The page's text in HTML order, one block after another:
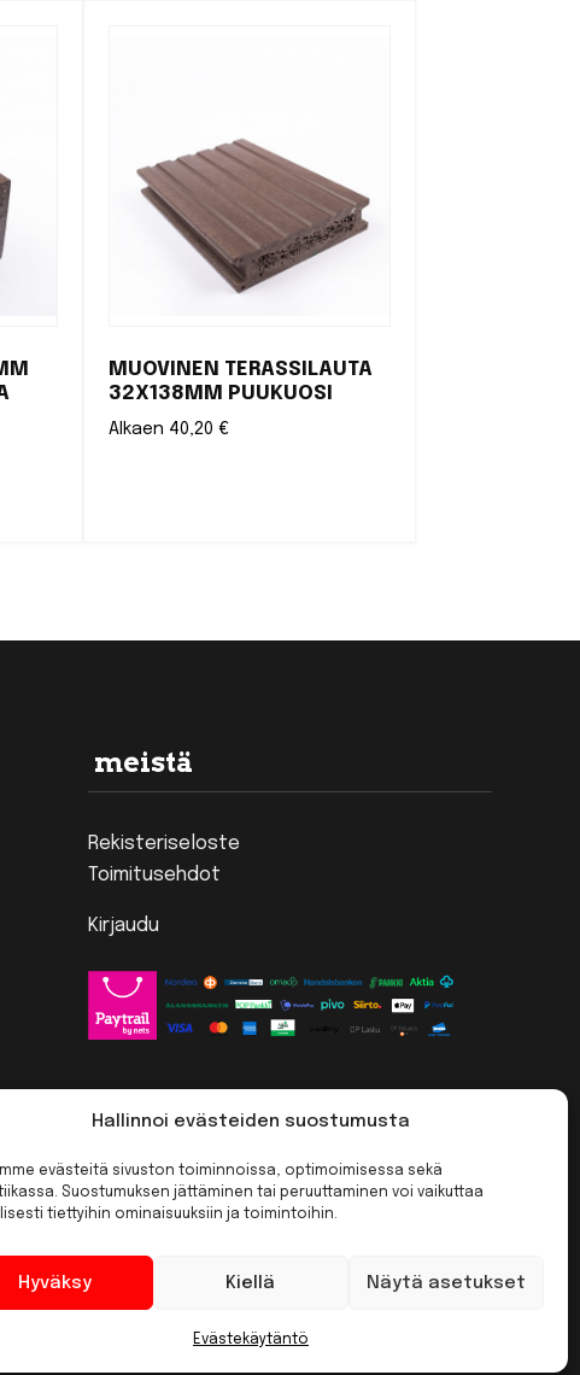
Hallinnoi evästeiden suostumusta
evästeitä sivuston toiminnoissa, optimoimisessa sekä
Suostumuksen jättäminen tai peruuttaminen voi vaikuttaa
tiettyihin ominaisuuksiin ja toimintoihin.
Hyväksy Kiellä Näytä asetukset
Evästekäytäntö
MUOVINEN TERASSILAUTA
32X138MM PUUKUOSI
Alkaen 40,20 €
meistä
Rekisteriseloste
Toimitusehdot
Kirjaudu